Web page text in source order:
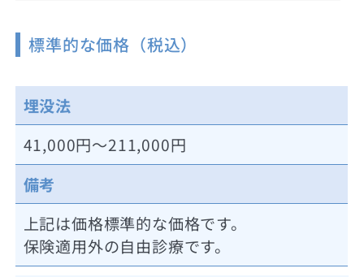
標準的な価格（税込）
埋没法
41,000円～211,000円
備考
上記は価格標準的な価格です。
保険適用外の自由診療です。